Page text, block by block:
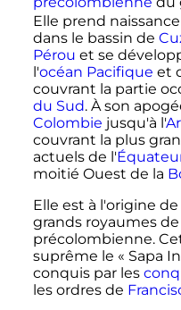
Elle prend
dans le bassin de
Pérou et se
l'océan Pacifique et
couvrant la partie
du Sud. À son
Colombie jusqu'à l'
couvrant la plus
actuels de l'
moitié Ouest de la
Elle est à l'origine de
grands royaumes
précolombienne.
suprême le « Sapa
conquis par les
les ordres de